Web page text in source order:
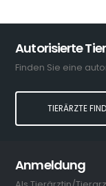
Autorisierte
Finden Sie eine
TIERÄRZTE
Anmeldung